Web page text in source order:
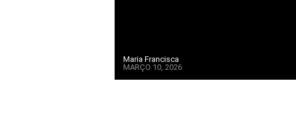
Maria Francisca
MARÇO 10, 2026